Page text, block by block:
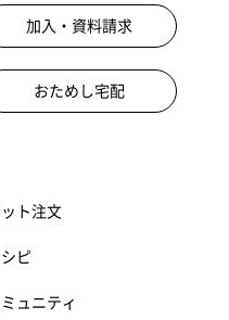
加入・資料請求
おためし宅配
ト注文
シピ
ミュニティ